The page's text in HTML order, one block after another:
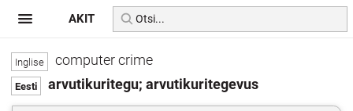
computer crime
arvutikuritegu; arvutikuritegevus
AKIT